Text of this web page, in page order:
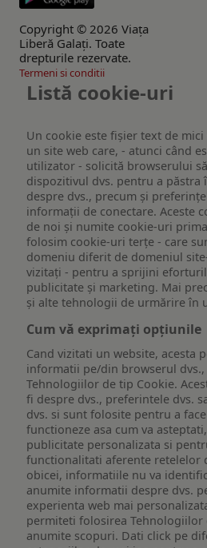
Copyright © 2026 Viaţa
Liberă Galaţi. Toate
drepturile rezervate.
Termeni si conditii
Listă cookie-uri
Un cookie este fişier text de
un site web care, - atunci când
utilizator - solicită browserului
dispozitivul dvs. pentru a
despre dvs., precum și
informații de conectare. Aceste
de noi și numite cookie-uri
folosim cookie-uri terțe - care
domeniu diferit de domeniul
vizitați - pentru a sprijini
publicitate și marketing. Mai
și alte tehnologii de urmărire în
Cum vă exprimați opțiunile
Cand vizitati un website, acesta
informatii pe/din browserul
Tehnologiilor de tip Cookie.
fi despre dvs., preferintele dvs.
dvs. si sunt folosite pentru a
functioneze asa cum va
publicitate personalizata si
functionalitati aferente retelelor
obicei, informatiile nu va
anumite informatii despre dvs.
experienta web mai
permiteti folosirea Tehnologiilor
anumite scopuri. Dati click pe